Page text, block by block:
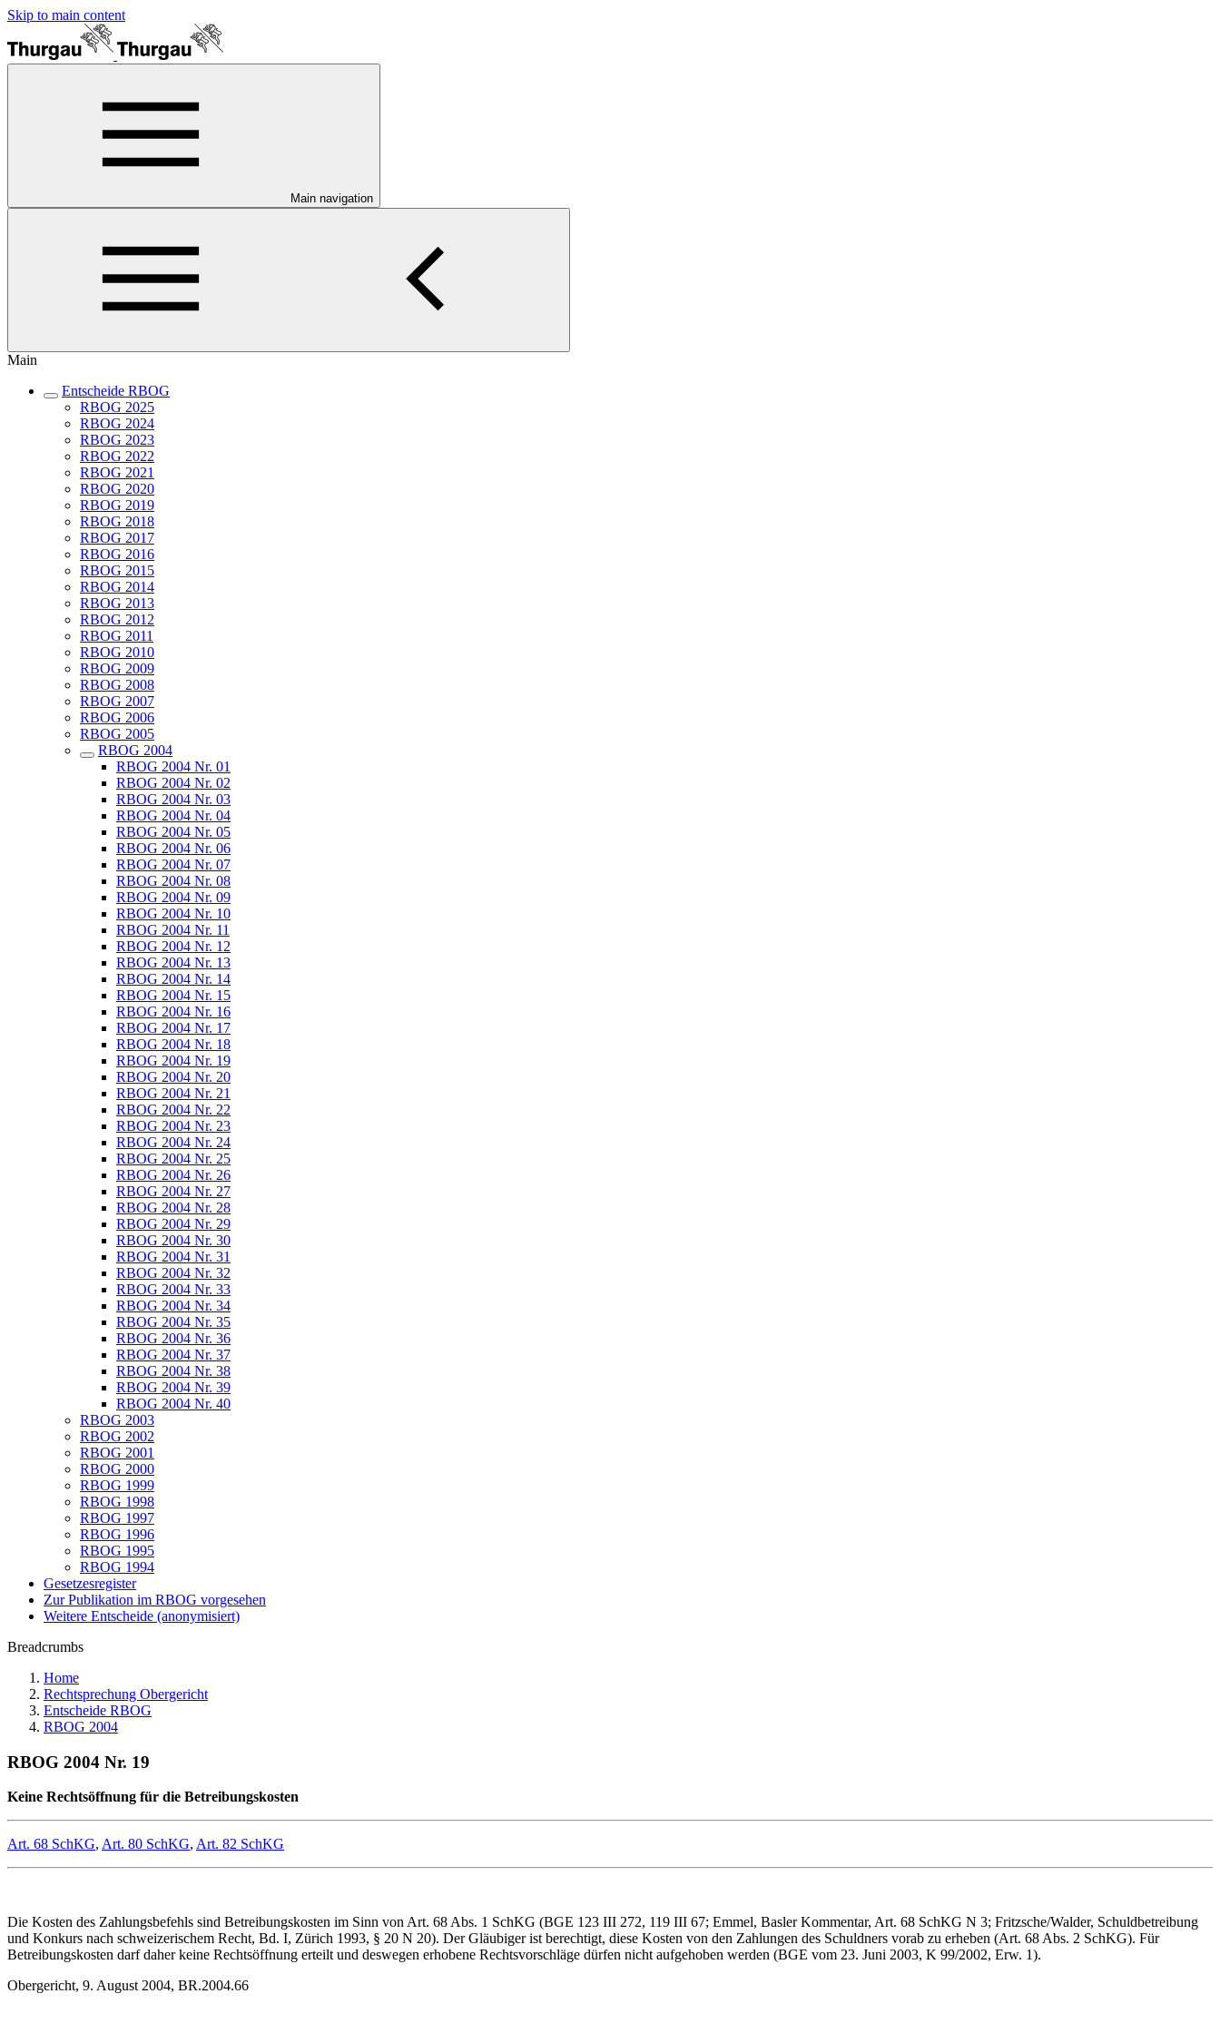
Skip to main content
Main navigation
Main
Entscheide RBOG
RBOG 2025
RBOG 2024
RBOG 2023
RBOG 2022
RBOG 2021
RBOG 2020
RBOG 2019
RBOG 2018
RBOG 2017
RBOG 2016
RBOG 2015
RBOG 2014
RBOG 2013
RBOG 2012
RBOG 2011
RBOG 2010
RBOG 2009
RBOG 2008
RBOG 2007
RBOG 2006
RBOG 2005
RBOG 2004
RBOG 2004 Nr. 01
RBOG 2004 Nr. 02
RBOG 2004 Nr. 03
RBOG 2004 Nr. 04
RBOG 2004 Nr. 05
RBOG 2004 Nr. 06
RBOG 2004 Nr. 07
RBOG 2004 Nr. 08
RBOG 2004 Nr. 09
RBOG 2004 Nr. 10
RBOG 2004 Nr. 11
RBOG 2004 Nr. 12
RBOG 2004 Nr. 13
RBOG 2004 Nr. 14
RBOG 2004 Nr. 15
RBOG 2004 Nr. 16
RBOG 2004 Nr. 17
RBOG 2004 Nr. 18
RBOG 2004 Nr. 19
RBOG 2004 Nr. 20
RBOG 2004 Nr. 21
RBOG 2004 Nr. 22
RBOG 2004 Nr. 23
RBOG 2004 Nr. 24
RBOG 2004 Nr. 25
RBOG 2004 Nr. 26
RBOG 2004 Nr. 27
RBOG 2004 Nr. 28
RBOG 2004 Nr. 29
RBOG 2004 Nr. 30
RBOG 2004 Nr. 31
RBOG 2004 Nr. 32
RBOG 2004 Nr. 33
RBOG 2004 Nr. 34
RBOG 2004 Nr. 35
RBOG 2004 Nr. 36
RBOG 2004 Nr. 37
RBOG 2004 Nr. 38
RBOG 2004 Nr. 39
RBOG 2004 Nr. 40
RBOG 2003
RBOG 2002
RBOG 2001
RBOG 2000
RBOG 1999
RBOG 1998
RBOG 1997
RBOG 1996
RBOG 1995
RBOG 1994
Gesetzesregister
Zur Publikation im RBOG vorgesehen
Weitere Entscheide (anonymisiert)
Breadcrumbs
Home
Rechtsprechung Obergericht
Entscheide RBOG
RBOG 2004
RBOG 2004 Nr. 19
Keine Rechtsöffnung für die Betreibungskosten
Art. 68 SchKG, Art. 80 SchKG, Art. 82 SchKG
Die Kosten des Zahlungsbefehls sind Betreibungskosten im Sinn von Art. 68 Abs. 1 SchKG (BGE 123 III 272, 119 III 67; Emmel, Basler Kommentar, Art. 68 SchKG N 3; Fritzsche/Walder, Schuldbetreibung
und Konkurs nach schweizerischem Recht, Bd. I, Zürich 1993, § 20 N 20). Der Gläubiger ist berechtigt, diese Kosten von den Zahlungen des Schuldners vorab zu erheben (Art. 68 Abs. 2 SchKG). Für
Betreibungskosten darf daher keine Rechtsöffnung erteilt und deswegen erhobene Rechtsvorschläge dürfen nicht aufgehoben werden (BGE vom 23. Juni 2003, K 99/2002, Erw. 1).
Obergericht, 9. August 2004, BR.2004.66